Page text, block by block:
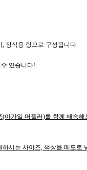
, 장식용 링으로 구성됩니다.
수 있습니다!
(아가일 머플러)를 함께 배송해
시는 사이즈, 색상을 메모로